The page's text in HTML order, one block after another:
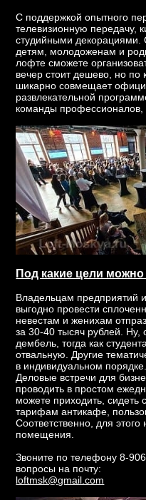
С поддержкой опытного
телевизионную передачу,
студийными декорациями.
детям, молодоженам и
лофте сможете
вечер стоит дешево, но
шикарно совмещает
развлекательной
команды профессионалов,
Под какие цели
Владельцам предприятий
выгодно провести
невестам и женихам
за 30-40 тысяч рублей. Ну,
дембель, тогда как
отвальную. Другие
в индивидуальном порядке.
Деловые встречи для
проводить в простом
можете приходить, сидеть
тарифам антикафе,
Соответственно, для
помещения.
Звоните по телефону 8-
вопросы на почту:
loftmsk@gmail.com